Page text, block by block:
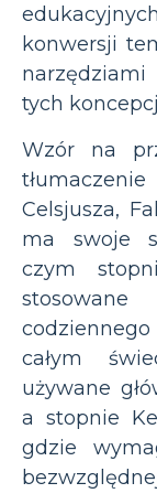
konwersji
tych
Wzór na
Celsjusza,
ma swoje
czym
całym
używane
a stopnie
gdzie